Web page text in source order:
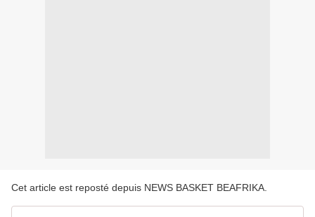
Cet article est reposté depuis NEWS BASKET BEAFRIKA